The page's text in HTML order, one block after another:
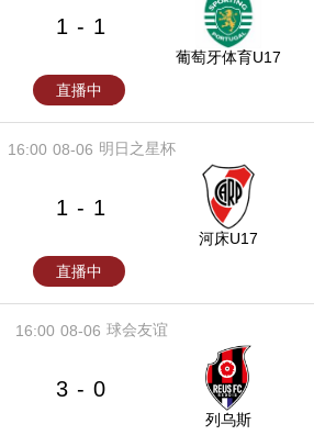
1 - 1
葡萄牙体育U17
直播中
08-06
16:00 明日之星杯
1 - 1
河床U17
直播中
08-06
16:00 球会友谊
3 - 0
列乌斯